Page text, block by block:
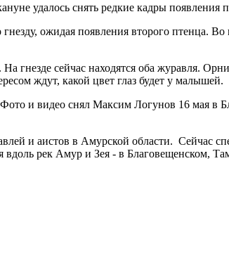
удалось снять редкие кадры появления
ожидая появления второго птенца.
гнезде сейчас находятся оба журавля.
ждут, какой цвет глаз будет у малышей.
и видео снял Максим Логунов 16 мая в
и аистов в Амурской области. Сейчас
рек Амур и Зея - в Благовещенском,